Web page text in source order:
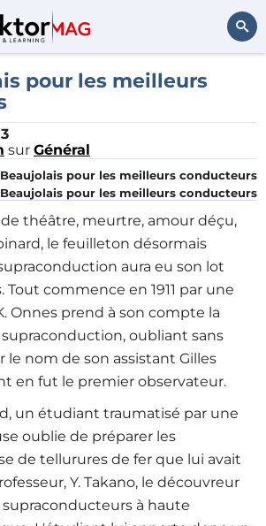
Rechercher
pour les meilleurs
sur Général
pour les meilleurs conducteurs
théâtre, meurtre, amour déçu,
le feuilleton désormais
aura eu son lot
Tout commence en 1911 par une
Onnes prend à son compte la
oubliant sans
le nom de son assistant Gilles
en fut le premier observateur.
un étudiant traumatisé par une
oublie de préparer les
de tellurures de fer que lui avait
Y. Takano, le découvreur
à haute